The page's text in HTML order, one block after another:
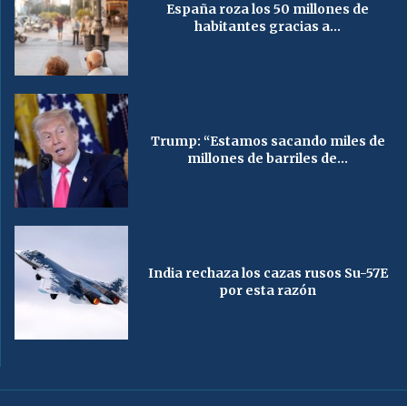
España roza los 50 millones de
habitantes gracias a...
Trump: “Estamos sacando miles de
millones de barriles de...
India rechaza los cazas rusos Su-57E
por esta razón